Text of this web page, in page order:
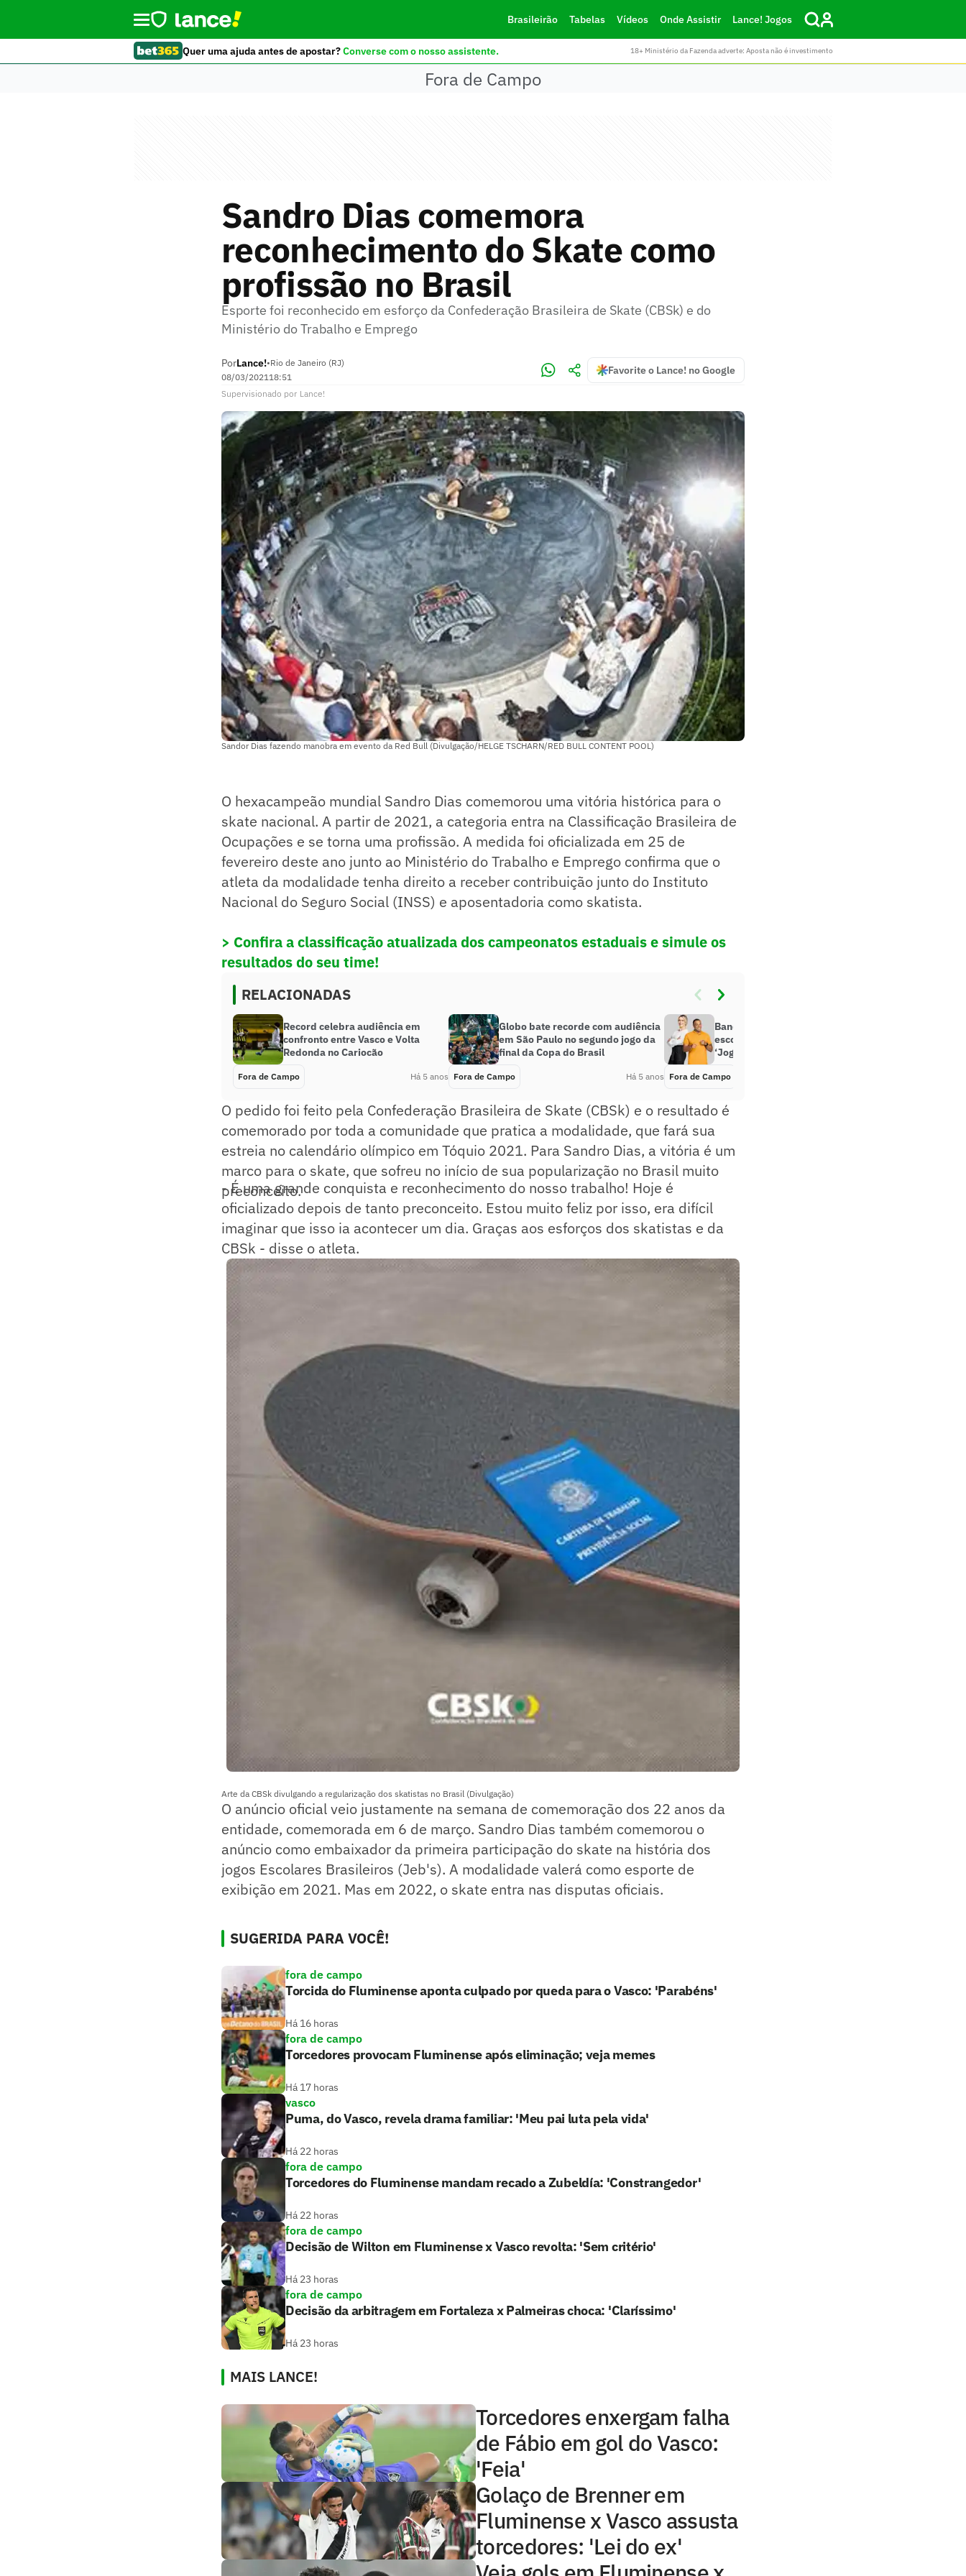
Brasileirão Tabelas Vídeos Onde Assistir Lance! Jogos
Quer uma ajuda antes de apostar?Converse com o nosso assistente. 18+ Ministério da Fazenda adverte: Aposta não é investimento
Fora de Campo
Sandro Dias comemora
reconhecimento do Skate como
profissão no Brasil
Esporte foi reconhecido em esforço da Confederação Brasileira de Skate (CBSk) e do
Ministério do Trabalho e Emprego
PorLance!•Rio de Janeiro (RJ)
08/03/202118:51
Favorite o Lance! no Google
Supervisionado por Lance!
Sandor Dias fazendo manobra em evento da Red Bull (Divulgação/HELGE TSCHARN/RED BULL CONTENT POOL)
O hexacampeão mundial Sandro Dias comemorou uma vitória histórica para o
skate nacional. A partir de 2021, a categoria entra na Classificação Brasileira de
Ocupações e se torna uma profissão. A medida foi oficializada em 25 de
fevereiro deste ano junto ao Ministério do Trabalho e Emprego confirma que o
atleta da modalidade tenha direito a receber contribuição junto do Instituto
Nacional do Seguro Social (INSS) e aposentadoria como skatista.
> Confira a classificação atualizada dos campeonatos estaduais e simule os
resultados do seu time!
RELACIONADAS
Record celebra audiência em
confronto entre Vasco e Volta
Redonda no Cariocão
Fora de Campo Há 5 anos
Globo bate recorde com audiência
em São Paulo no segundo jogo da
final da Copa do Brasil
Fora de Campo Há 5 anos
Band lança reality show para
escolher novo comentarista do
‘Jogo Aberto’
Fora de Campo
O pedido foi feito pela Confederação Brasileira de Skate (CBSk) e o resultado é
comemorado por toda a comunidade que pratica a modalidade, que fará sua
estreia no calendário olímpico em Tóquio 2021. Para Sandro Dias, a vitória é um
marco para o skate, que sofreu no início de sua popularização no Brasil muito
preconceito.
- É uma grande conquista e reconhecimento do nosso trabalho! Hoje é
oficializado depois de tanto preconceito. Estou muito feliz por isso, era difícil
imaginar que isso ia acontecer um dia. Graças aos esforços dos skatistas e da
CBSk - disse o atleta.
Arte da CBSk divulgando a regularização dos skatistas no Brasil (Divulgação)
​O anúncio oficial veio justamente na semana de comemoração dos 22 anos da
entidade, comemorada em 6 de março. Sandro Dias também comemorou o
anúncio como embaixador da primeira participação do skate na história dos
jogos Escolares Brasileiros (Jeb's). A modalidade valerá como esporte de
exibição em 2021. Mas em 2022, o skate entra nas disputas oficiais.
SUGERIDA PARA VOCÊ!
fora de campo
Torcida do Fluminense aponta culpado por queda para o Vasco: 'Parabéns'
Há 16 horas
fora de campo
Torcedores provocam Fluminense após eliminação; veja memes
Há 17 horas
vasco
Puma, do Vasco, revela drama familiar: 'Meu pai luta pela vida'
Há 22 horas
fora de campo
Torcedores do Fluminense mandam recado a Zubeldía: 'Constrangedor'
Há 22 horas
fora de campo
Decisão de Wilton em Fluminense x Vasco revolta: 'Sem critério'
Há 23 horas
fora de campo
Decisão da arbitragem em Fortaleza x Palmeiras choca: 'Claríssimo'
Há 23 horas
MAIS LANCE!
Torcedores enxergam falha
de Fábio em gol do Vasco:
'Feia'
Golaço de Brenner em
Fluminense x Vasco assusta
torcedores: 'Lei do ex'